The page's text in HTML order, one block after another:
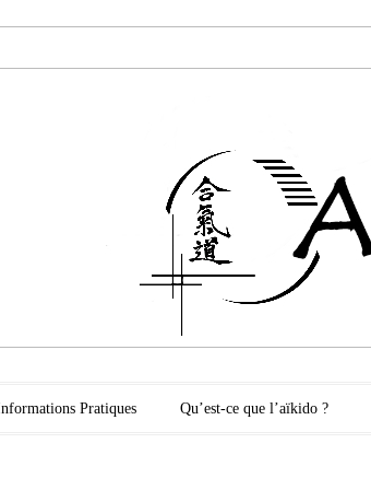
Pratiques Qu’est-ce que l’aïkido ?